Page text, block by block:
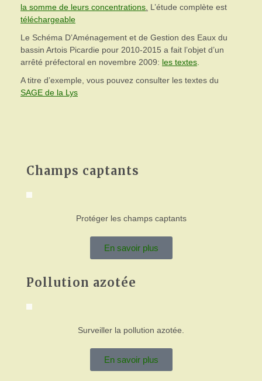
la somme de leurs concentrations L’étude complète est
téléchargeable
Le Schéma D’Aménagement et de Gestion des Eaux du
bassin Artois Picardie pour 2010-2015 a fait l’objet d’un
arrêté préfectoral en novembre 2009: les textes
A titre d’exemple, vous pouvez consulter les textes du
SAGE de la Lys
Champs captants
Protéger les champs captants
En savoir plus
Pollution azotée
Surveiller la pollution azotée.
En savoir plus